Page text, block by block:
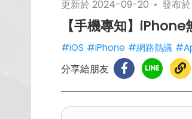
更新於 2024-09-20 發布於
【手機專知】
#iOS #iPhone #網路熱議
分享給朋友